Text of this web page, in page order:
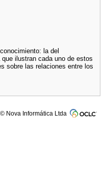
la del
ilustran cada uno de estos
sobre las relaciones entre los
Nova Informática Ltda